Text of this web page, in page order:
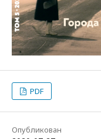
PDF
Опубликован